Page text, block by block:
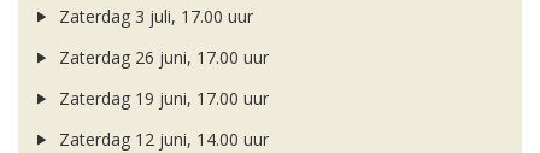
Zaterdag 3 juli, 17.00 uur
Zaterdag 26 juni, 17.00 uur
Zaterdag 19 juni, 17.00 uur
Zaterdag 12 juni, 14.00 uur